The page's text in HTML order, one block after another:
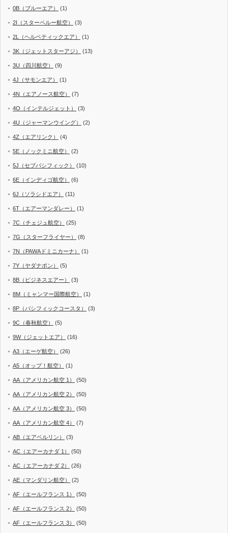
0B（ブルーエア） (1)
2I（スターペルー航空） (3)
2L（ヘルベティックエア） (1)
3K（ジェットスターアジ） (13)
3U（四川航空） (9)
4J（サモンエア） (1)
4N（エアノース航空） (7)
4O（インテルジェット） (3)
4U（ジャーマンウイング） (2)
4Z（エアリンク） (4)
5E（ノックミニ航空） (2)
5J（セブパシフィック） (10)
6E（インディゴ航空） (6)
6J（ソラシドエア） (11)
6T（エアーマンダレー） (1)
7C（チェジュ航空） (25)
7G（スターフライヤー） (8)
7N（PAWAドミニカーナ） (1)
7Y（ヤダナポン） (5)
8B（ビジネスエアー） (3)
8M（ミャンマー国際航空） (1)
8P（パシフィックコースタ） (3)
9C（春秋航空） (5)
9W（ジェットエア） (16)
A3（エーゲ航空） (26)
A5（オップ！航空） (1)
AA（アメリカン航空 1） (50)
AA（アメリカン航空 2） (50)
AA（アメリカン航空 3） (50)
AA（アメリカン航空 4） (7)
AB（エアベルリン） (3)
AC（エアーカナダ 1） (50)
AC（エアーカナダ 2） (26)
AE（マンダリン航空） (2)
AF（エールフランス 1） (50)
AF（エールフランス 2） (50)
AF（エールフランス 3） (50)